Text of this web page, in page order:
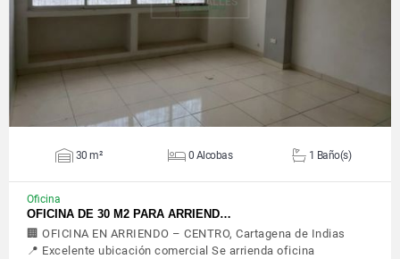
30 m² 0 Alcobas 1 Baño(s)
Oficina
OFICINA DE 30 M2 PARA ARRIEND…
🏢 OFICINA EN ARRIENDO – CENTRO, Cartagena de Indias
📍 Excelente ubicación comercial Se arrienda oficina